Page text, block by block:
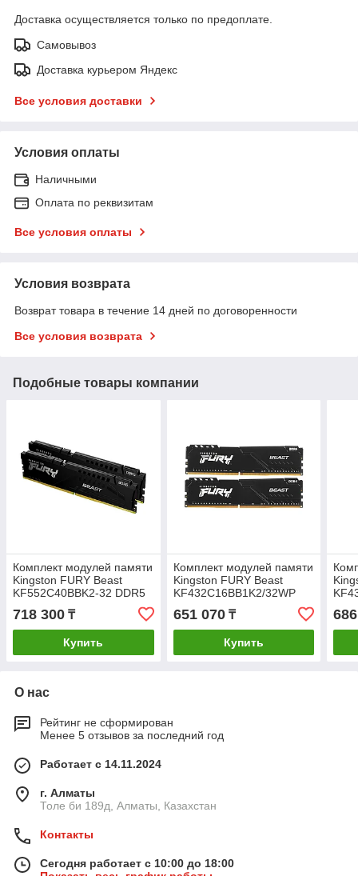
Доставка осуществляется только по предоплате.
Самовывоз
Доставка курьером Яндекс
Все условия доставки
Условия оплаты
Наличными
Оплата по реквизитам
Все условия оплаты
Условия возврата
Возврат товара в течение 14 дней по договоренности
Все условия возврата
Подобные товары компании
Комплект модулей памяти
Kingston FURY Beast
KF552C40BBK2-32 DDR5
32GB (Kit 2x16GB)
5200MHz
718 300 ₸
Купить
Комплект модулей памяти
Kingston FURY Beast
KF432C16BB1K2/32WP
DDR4 32GB (Kit 2x16GB)
3200MHz Чёрный
651 070₸
Купить
О нас
Рейтинг не сформирован
Менее 5 отзывов за последний год
Работает с 14.11.2024
г. Алматы
Толе би 189д, Алматы, Казахстан
Контакты
Сегодня работает с 10:00 до 18:00